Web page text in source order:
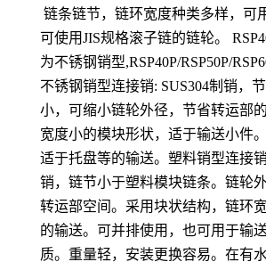
链条链节，链环宽度种类多样，可
可使用JIS规格滚子链的链轮。
为不锈钢销型,RSP40P/RSP50P/
不锈钢销型连接销: SUS304制销，
小，可缩小链轮外径，节省转运部
宽度小的模块形状，适于输送小件
适于托盘等的输送。塑料销型连接
销，链节小于塑料模块链条。链轮
转运部空间。采用块状结构，链环
的输送。可并排使用，也可用于输
质。重量轻，安装更换容易。在有